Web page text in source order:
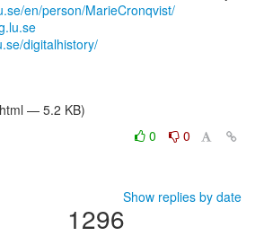
en/person/MarieCronqvist/
digitalhistory/
— 5.2 KB)
0
0
Show replies by date
1296